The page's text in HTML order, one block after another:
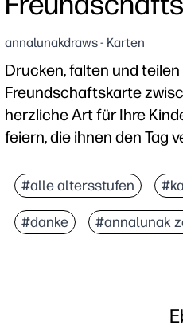
annalunakdraws - Karten
Drucken, falten und
Freundschaftskarte
herzliche Art für Ihre
feiern, die ihnen den Tag
Keine Vorbereitung —
Für Kinder
Perfekt für
#alle altersstufen
#danke #annalunak